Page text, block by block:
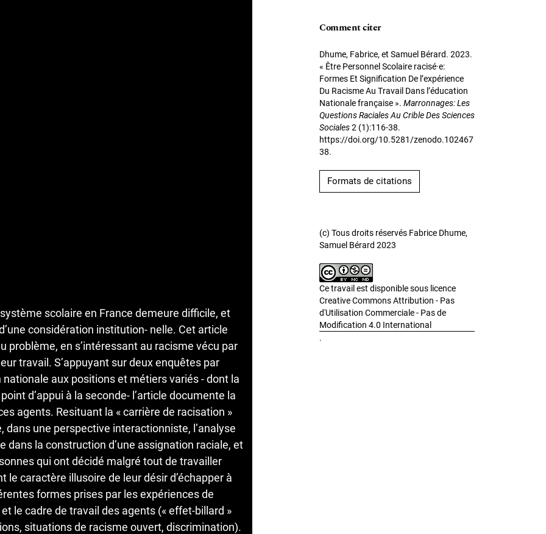
scolaire en France demeure difficile, et
considération institution- nelle. Cet article
problème, en s’intéressant au racisme vécu par
travail. S’appuyant sur deux enquêtes par
nationale aux positions et métiers variés - dont la
d’appui à la seconde- l’article documente la
agents. Resituant la « carrière de racisation »
une perspective interactionniste, l’analyse
dans la construction d’une assignation raciale, et
qui ont décidé malgré tout de travailler
caractère illusoire de leur désir d’échapper à
formes prises par les expériences de
le cadre de travail des agents (« effet-billard »
situations de racisme ouvert, discrimination).
Comment citer
Dhume, Fabrice, et Samuel Bérard. 2023.
« Être Personnel Scolaire racisé·e:
Formes Et Signification De l’expérience
Du Racisme Au Travail Dans l’éducation
Nationale française ». Marronnages: Les
Questions Raciales Au Crible Des Sciences
Sociales2 (1):116-38.
https://doi.org/10.5281/zenodo.102467
38.
Formats de citations
(c) Tous droits réservés Fabrice Dhume,
Samuel Bérard 2023
Ce travail est disponible sous licence
Creative Commons Attribution - Pas
d'Utilisation Commerciale - Pas de
Modification 4.0 International
.